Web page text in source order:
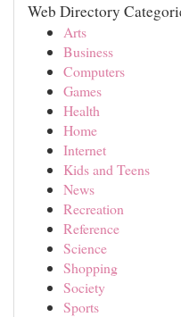
Web Directory
Arts
Business
Computers
Games
Health
Home
Internet
Kids and Teens
News
Recreation
Reference
Science
Shopping
Society
Sports